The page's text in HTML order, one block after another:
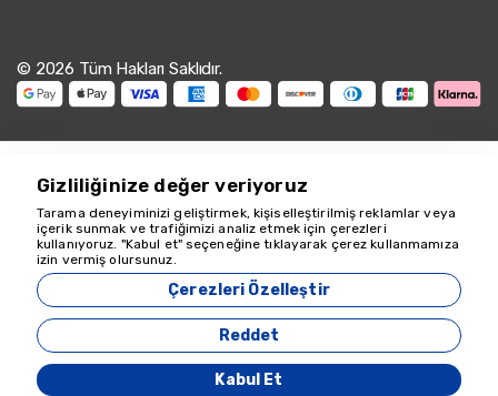
© 2026 Tüm Hakları Saklıdır.
Zeyvona Travel - 18349
Acente Yönetim Sistemi
Gizliliğinize değer veriyoruz
Tarama deneyiminizi geliştirmek, kişiselleştirilmiş reklamlar veya
içerik sunmak ve trafiğimizi analiz etmek için çerezleri
kullanıyoruz. "Kabul et" seçeneğine tıklayarak çerez kullanmamıza
izin vermiş olursunuz.
Çerezleri Özelleştir
Reddet
Kabul Et
Yardım için buradayız